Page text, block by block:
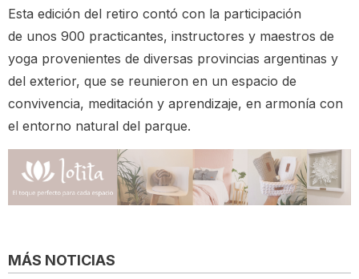
Esta edición del retiro contó con la participación
de unos 900 practicantes, instructores y maestros de
yoga provenientes de diversas provincias argentinas y
del exterior, que se reunieron en un espacio de
convivencia, meditación y aprendizaje, en armonía con
el entorno natural del parque.
MÁS NOTICIAS